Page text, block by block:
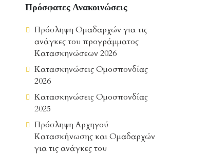
Πρόσφατες Ανακοινώσεις
Πρόσληψη Ομαδαρχών για τις
ανάγκες του προγράμματος
Κατασκηνώσεων 2026
Κατασκηνώσεις Ομοσπονδίας
2026
Κατασκηνώσεις Ομοσπονδίας
2025
Πρόσληψη Αρχηγού
Κατασκήνωσης και Ομαδαρχών
για τις ανάγκες του